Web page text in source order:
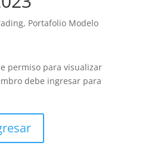
, Portafolio Modelo
permiso para visualizar
debe ingresar para